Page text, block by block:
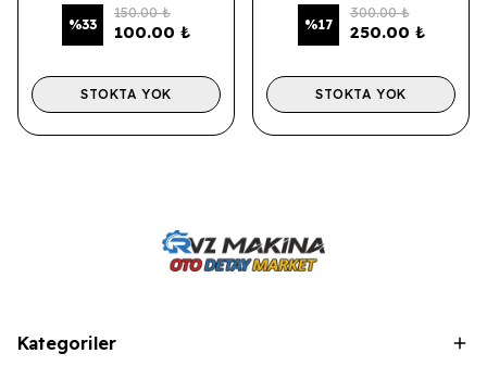
%33
150.00 ₺
100.00 ₺
STOKTA YOK
%17
300.00 ₺
250.00 ₺
STOKTA YOK
Kategoriler